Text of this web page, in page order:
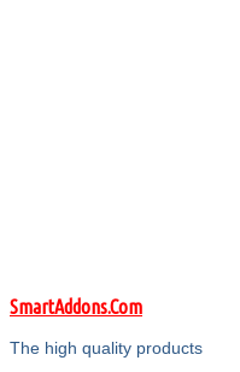
SmartAddons.Com
The high quality products